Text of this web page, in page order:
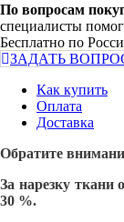
По вопросам
специалисты
Бесплатно по
ЗАДАТЬ
Как купить
Оплата
Доставка
Обратите
За нарезку ткани
30 %.